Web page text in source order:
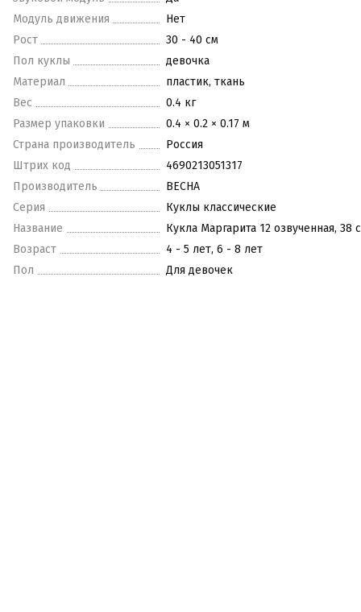
Модуль движения
Нет
Рост
30 - 40 см
Пол куклы
девочка
Материал
пластик, ткань
Вес
0.4 кг
Размер упаковки
0.4 × 0.2 × 0.17 м
Страна производитель
Россия
Штрих код
4690213051317
Производитель
ВЕСНА
Серия
Куклы классические
Название
Кукла Маргарита 12 озвученная, 38
Возраст
4 - 5 лет, 6 - 8 лет
Пол
Для девочек